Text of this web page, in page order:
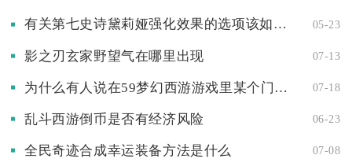
有关第七史诗黛莉娅强化效果的选项该如何抉择 05-23
影之刃玄家野望气在哪里出现 07-13
为什么有人说在59梦幻西游游戏里某个门派厉害到一定程度 07-18
乱斗西游倒币是否有经济风险 06-23
全民奇迹合成幸运装备方法是什么 07-08